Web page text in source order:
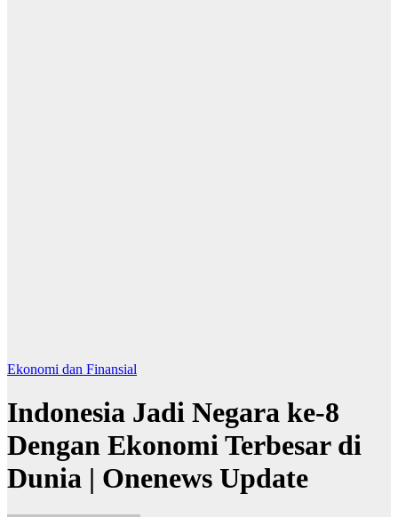
Ekonomi dan Finansial
Indonesia Jadi Negara ke-8
Dengan Ekonomi Terbesar di
Dunia | Onenews Update